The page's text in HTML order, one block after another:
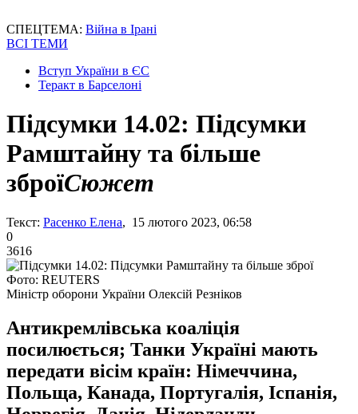
СПЕЦТЕМА: Війна в Ірані
ВСІ ТЕМИ
Вступ України в ЄС
Теракт в Барселоні
Підсумки 14.02: Підсумки
Рамштайну та більше
зброїСюжет
Текст: Расенко Елена, 15 лютого 2023, 06:58
0
3616
Фото: REUTERS
Міністр оборони України Олексій Резніков
Антикремлівська коаліція
посилюється; Танки Україні мають
передати вісім країн: Німеччина,
Польща, Канада, Португалія, Іспанія,